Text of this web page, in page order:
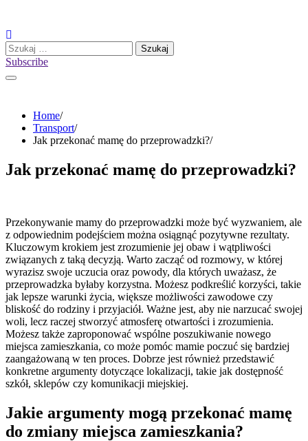
content
Szukaj:
Subscribe
Home
Transport
Jak przekonać mamę do przeprowadzki?
Jak przekonać mamę do przeprowadzki?
Przekonywanie mamy do przeprowadzki może być wyzwaniem, ale
z odpowiednim podejściem można osiągnąć pozytywne rezultaty.
Kluczowym krokiem jest zrozumienie jej obaw i wątpliwości
związanych z taką decyzją. Warto zacząć od rozmowy, w której
wyrazisz swoje uczucia oraz powody, dla których uważasz, że
przeprowadzka byłaby korzystna. Możesz podkreślić korzyści, takie
jak lepsze warunki życia, większe możliwości zawodowe czy
bliskość do rodziny i przyjaciół. Ważne jest, aby nie narzucać swojej
woli, lecz raczej stworzyć atmosferę otwartości i zrozumienia.
Możesz także zaproponować wspólne poszukiwanie nowego
miejsca zamieszkania, co może pomóc mamie poczuć się bardziej
zaangażowaną w ten proces. Dobrze jest również przedstawić
konkretne argumenty dotyczące lokalizacji, takie jak dostępność
szkół, sklepów czy komunikacji miejskiej.
Jakie argumenty mogą przekonać mamę
do zmiany miejsca zamieszkania?